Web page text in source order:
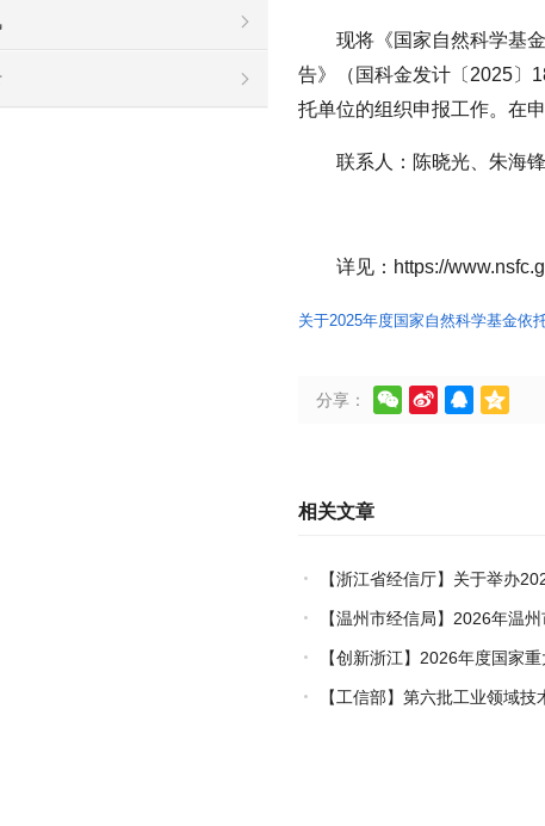
现将《国家自然科学基
告》（国科金发计〔2025〕
托单位的组织申报工作。在
联系人：陈晓光、朱海
详见：https://
关于2025年度国家自然科学基金依
分享：    
相关文章
【浙江省经信厅】关于举办
工业设计技术职业技能竞赛的通
【温州市经信局】2026年温
（套）装备认定工作启动
【创新浙江】2026年度国家
国际开放合作基础研究专项（试
【工信部】第六批工业领域技